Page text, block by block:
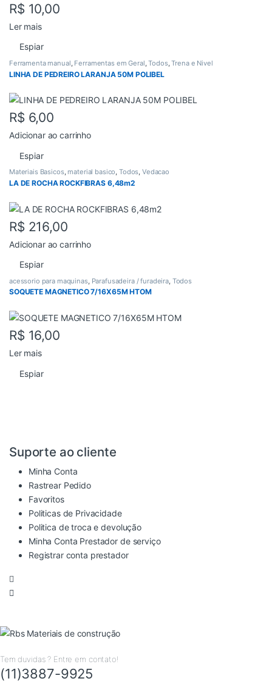
R$ 10,00
Ler mais
Espiar
Ferramenta manual Ferramentas em Geral ,Todos,Trena e Nivel
LINHA DE PEDREIRO LARANJA 50M POLIBEL
R$ 6,00
Adicionar ao carrinho
Espiar
Materiais Basicos, material basico, Todos,Vedacao
LA DE ROCHA ROCKFIBRAS 6,48m2
R$ 216,00
Adicionar ao carrinho
Espiar
acessorio para maquinas, Parafusadeira / furadeira Todos
SOQUETE MAGNETICO 7/16X65M HTOM
R$ 16,00
Ler mais
Espiar
Suporte ao cliente
Minha Conta
Rastrear Pedido
Favoritos
Politicas de Privacidade
Politica de troca e devolução
Minha Conta Prestador de serviço
Registrar conta prestador
Tem duvidas ? Entre em contato!
(11)3887-9925